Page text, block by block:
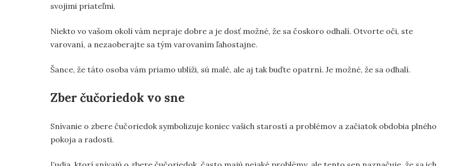
svojimi priateľmi.
Niekto vo vašom okolí vám nepraje dobre a je dosť možné, že sa čoskoro odhalí. Otvorte oči, ste
varovaní, a nezaoberajte sa tým varovaním ľahostajne.
Šance, že táto osoba vám priamo ublíži, sú malé, ale aj tak buďte opatrní. Je možné, že sa odhalí.
Zber čučoriedok vo sne
Snívanie o zbere čučoriedok symbolizuje koniec vašich starostí a problémov a začiatok obdobia plného
pokoja a radosti.